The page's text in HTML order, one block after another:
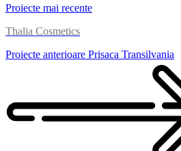
Proiecte mai recente
Thalia Cosmetics
Proiecte anterioare Prisaca Transilvania